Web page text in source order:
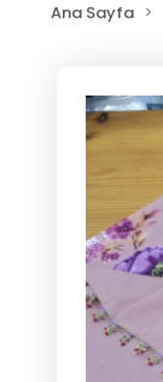
Ana Sayfa